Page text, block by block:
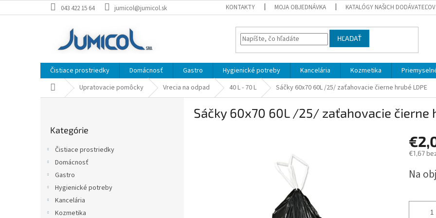
na
043 422 15 64 jumicol@jumicol.sk KONTAKTY MOJA OBJEDNÁVKA KATALÓGY NAŠICH DODÁVATEĽOV
HĽADAŤ
Čistiace prostriedky Domácnosť Gastro Hygienické potreby Kancelária Kozmetika
DomovUpratovacie pomôcky Vrecia na odpad 40 L - 70 L Sáčky 60x70 60L /25/ zaťahovacie čierne hrubé LDPE
kategórie
Kategórie
Čistiace prostriedky
Domácnosť
Gastro
Hygienické potreby
Kancelária
Kozmetika
Sáčky 60x70 60L /25/ zaťahovacie čierne
€1,67
cena:
Na